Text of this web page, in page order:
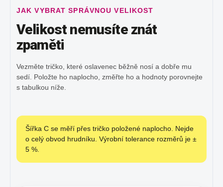
JAK VYBRAT SPRÁVNOU VELIKOST
Velikost nemusíte znát
zpaměti
Vezměte tričko, které oslavenec běžně nosí a dobře mu
sedí. Položte ho naplocho, změřte ho a hodnoty porovnejte
s tabulkou níže.
Šířka C se měří přes tričko položené naplocho. Nejde
o celý obvod hrudníku. Výrobní tolerance rozměrů je ±
5 %.